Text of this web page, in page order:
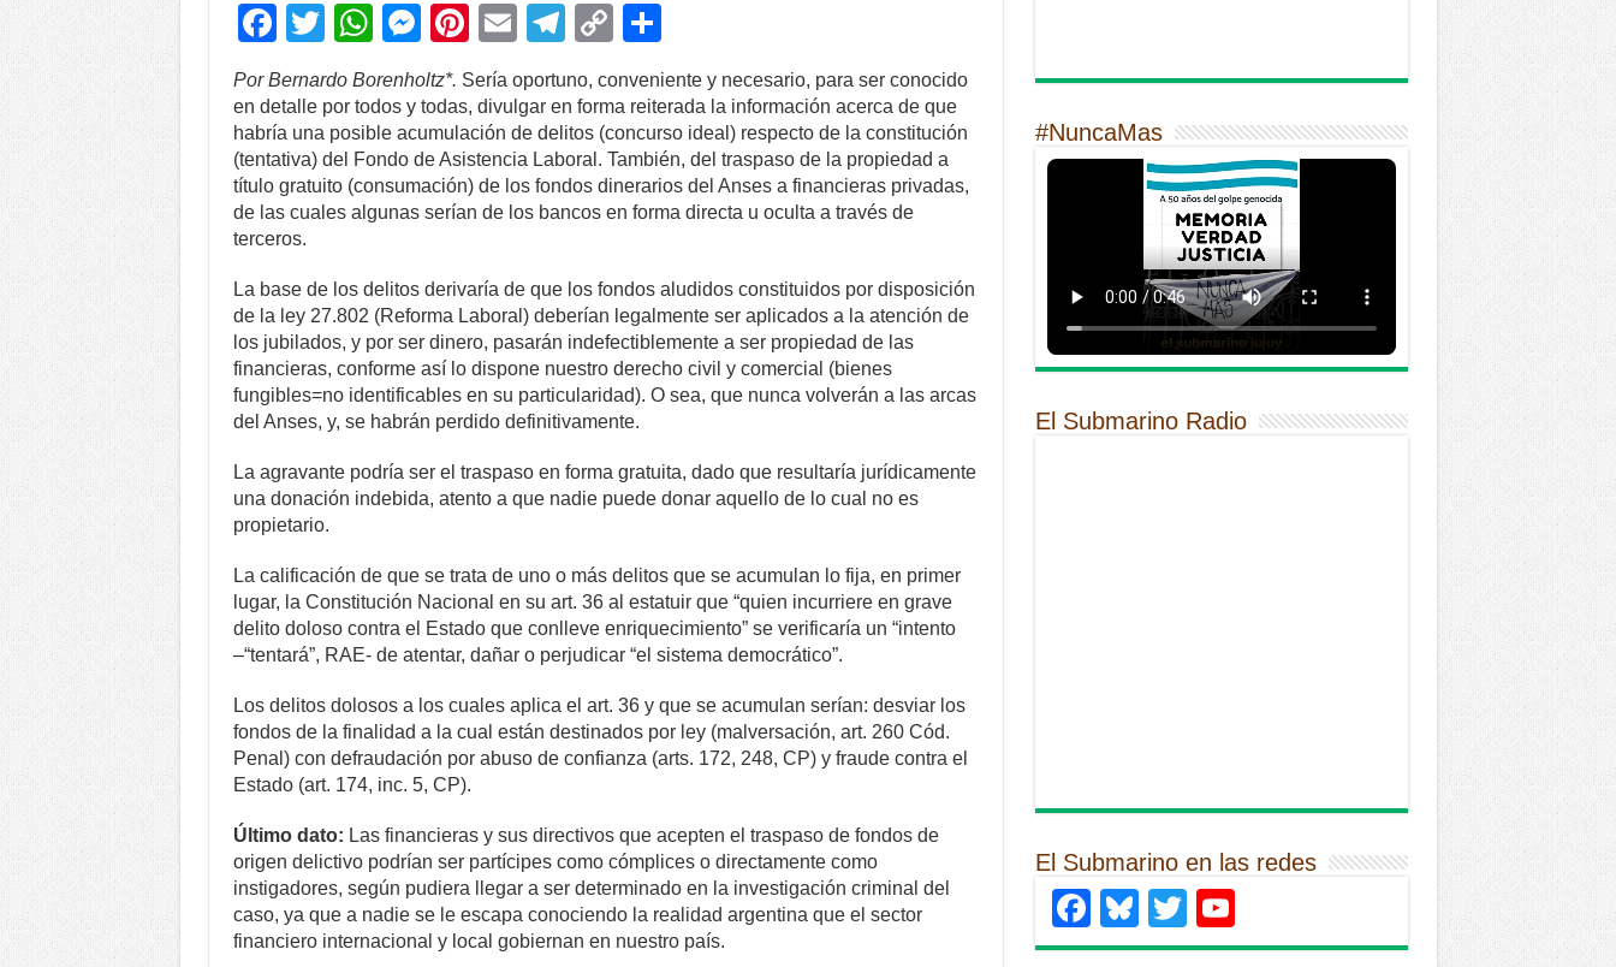
F
a
c
e
b
o
o
k
T
wi
tt
er
W
at
s
A
p
M
e
ss
e
n
g
Pi
nt
er
e
st
E
ail
T
e
gr
a
m
C
p
y
Li
n
h
ar
e
Por Bernardo Borenholtz*. Sería oportuno, conveniente y necesario, para ser conocido
en detalle por todos y todas, divulgar en forma reiterada la información acerca de que
habría una posible acumulación de delitos (concurso ideal) respecto de la constitución
(tentativa) del Fondo de Asistencia Laboral. También, del traspaso de la propiedad a
título gratuito (consumación) de los fondos dinerarios del Anses a financieras privadas,
de las cuales algunas serían de los bancos en forma directa u oculta a través de
terceros.
La base de los delitos derivaría de que los fondos aludidos constituidos por disposición
de la ley 27.802 (Reforma Laboral) deberían legalmente ser aplicados a la atención de
los jubilados, y por ser dinero, pasarán indefectiblemente a ser propiedad de las
financieras, conforme así lo dispone nuestro derecho civil y comercial (bienes
fungibles=no identificables en su particularidad). O sea, que nunca volverán a las arcas
del Anses, y, se habrán perdido definitivamente.
La agravante podría ser el traspaso en forma gratuita, dado que resultaría jurídicamente
una donación indebida, atento a que nadie puede donar aquello de lo cual no es
propietario.
La calificación de que se trata de uno o más delitos que se acumulan lo fija, en primer
lugar, la Constitución Nacional en su art. 36 al estatuir que “quien incurriere en grave
delito doloso contra el Estado que conlleve enriquecimiento” se verificaría un “intento
–“tentará”, RAE- de atentar, dañar o perjudicar “el sistema democrático”.
Los delitos dolosos a los cuales aplica el art. 36 y que se acumulan serían: desviar los
fondos de la finalidad a la cual están destinados por ley (malversación, art. 260 Cód.
Penal) con defraudación por abuso de confianza (arts. 172, 248, CP) y fraude contra el
Estado (art. 174, inc. 5, CP).
Último dato: Las financieras y sus directivos que acepten el traspaso de fondos de
origen delictivo podrían ser partícipes como cómplices o directamente como
instigadores, según pudiera llegar a ser determinado en la investigación criminal del
caso, ya que a nadie se le escapa conociendo la realidad argentina que el sector
financiero internacional y local gobiernan en nuestro país.
#NuncaMas
El Submarino Radio
El Submarino en las redes
Facebook
Bluesky
Twitter